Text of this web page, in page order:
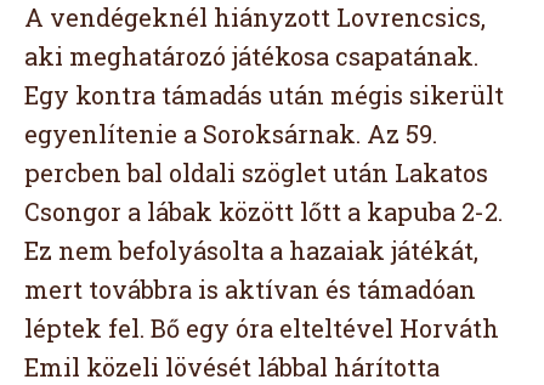
A vendégeknél hiányzott Lovrencsics,
aki meghatározó játékosa csapatának.
Egy kontra támadás után mégis sikerült
egyenlítenie a Soroksárnak. Az 59.
percben bal oldali szöglet után Lakatos
Csongor a lábak között lőtt a kapuba 2-2.
Ez nem befolyásolta a hazaiak játékát,
mert továbbra is aktívan és támadóan
léptek fel. Bő egy óra elteltével Horváth
Emil közeli lövését lábbal hárította